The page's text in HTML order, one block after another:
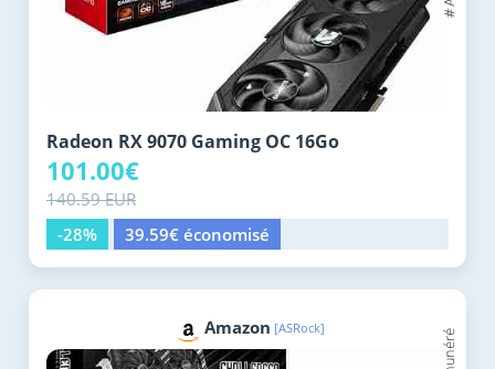
Radeon RX 9070 Gaming OC 16Go
101.00€
140.59 EUR
-28%
39.59€ économisé
Amazon [ASRock]